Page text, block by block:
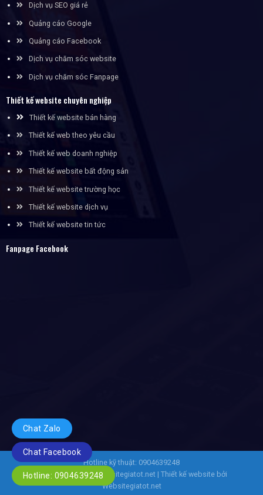
Dịch vụ SEO giá rẻ
Quảng cáo Google
Quảng cáo Facebook
Dịch vụ chăm sóc website
Dịch vụ chăm sóc Fanpage
Thiết kế website chuyên nghiệp
Thiết kế website bán hàng
Thiết kế web theo yêu cầu
Thiết kế web doanh nghiệp
Thiết kế website bất động sản
Thiết kế website trường học
Thiết kế website dịch vụ
Thiết kế website tin tức
Fanpage Facebook
Hotline kỹ thuật: 0904639248
Copyright 2026 ©Websitegiatot.net| Thiết kế website bởi
Websitegiatot.net
Chat Zalo
Chat Facebook
Hotline: 0904639248